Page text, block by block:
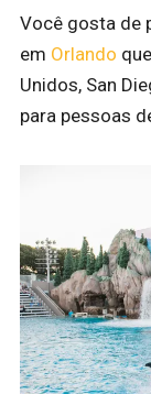
Você gosta de
em Orlando
Unidos, San
para pessoas